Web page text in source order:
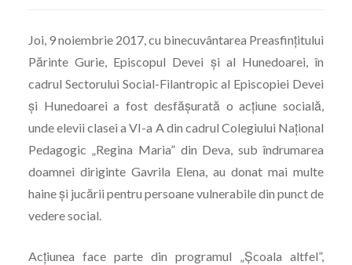
Joi, 9 noiembrie 2017, cu binecuvântarea Preasfințitului
Părinte Gurie, Episcopul Devei și al Hunedoarei, în
cadrul Sectorului Social-Filantropic al Episcopiei Devei
și Hunedoarei a fost desfășurată o acțiune socială,
unde elevii clasei a VI-a A din cadrul Colegiului Național
Pedagogic „Regina Maria” din Deva, sub îndrumarea
doamnei diriginte Gavrila Elena, au donat mai multe
haine și jucării pentru persoane vulnerabile din punct de
vedere social.
Acțiunea face parte din programul „Școala altfel”,